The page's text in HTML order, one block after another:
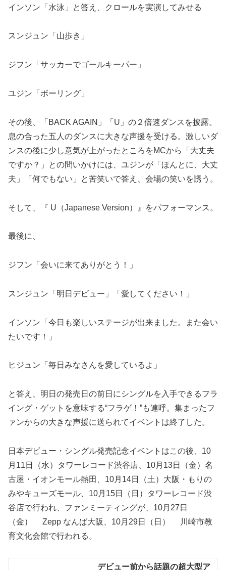
インソン「水泳」と答え、クロールを実演してみせる
スンジュン「山歩き」
ジフン「サッカーでゴールキーパー」
ユジン「ボーリング」
その後、「BACK AGAIN」「U」の２倍速ダンスを披露。
息の合った五人のダンスに大きな声援を受ける。激しいダ
ンスの後に少し意気が上がったところをMCから「大丈夫
ですか？」との問いかけには、ユジンが「ほんとに、大丈
夫」「何でもない」と苦笑いで答え、会場の笑いを誘う。
そして、『 U（Japanese Version）』をパフォーマンス。
最後に、
ジフン「会いに来てありがとう！」
スンジュン「明日デビュー」「愛してください！」
インソン「今日も楽しいステージが出来ました。また会い
たいです！」
ヒジュン「毎日みなさんを愛しているよ」
と答え、明日の発売日の前日にシングルを入手できるフラ
イング・ゲットを意味する“フラゲ！”も連呼。集まったフ
ァンからの大きな声援に送られてイベントは終了した。
日本デビュー・シングル発売記念イベントはこの後、10
月11日（水）タワーレコード渋谷店、10月13日（金）名
古屋・イオンモール熱田、10月14日（土）大阪・もりの
みやキューズモール、10月15日（日）タワーレコード渋
谷店で行われ、ファンミーティングが、10月27日
（金） Zepp なんば大阪、10月29日（日） 川崎市教
育文化会館で行われる。
デビュー前から話題の超大型ア